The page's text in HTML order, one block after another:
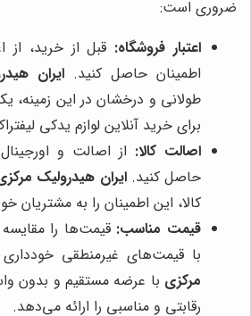
ضروری است:
اعتبار فروشگاه: قبل از خرید، از
اطمینان حاصل کنید. ایران
طولانی و درخشان در این زمینه،
برای خرید آنلاین لوازم یدکی
اصالت کالا: از اصالت و
حاصل کنید.ایران هیدرولیک
کالا، این اطمینان را به مشتریان
قیمت مناسب: قیمت‌ها را
با قیمت‌های غیرمنطقی خودداری
مرکزی با عرضه مستقیم و بدون
رقابتی و مناسبی را ارائه می‌دهد.